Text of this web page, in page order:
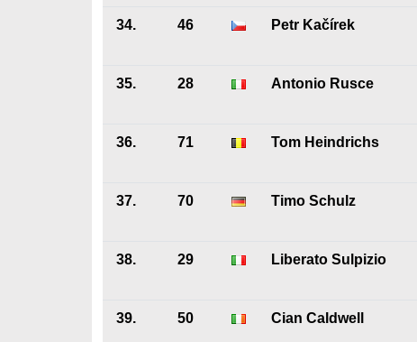
34. 46 Petr Kačírek
35. 28 Antonio Rusce
36. 71 Tom Heindrichs
37. 70 Timo Schulz
38. 29 Liberato Sulpizio
39. 50 Cian Caldwell